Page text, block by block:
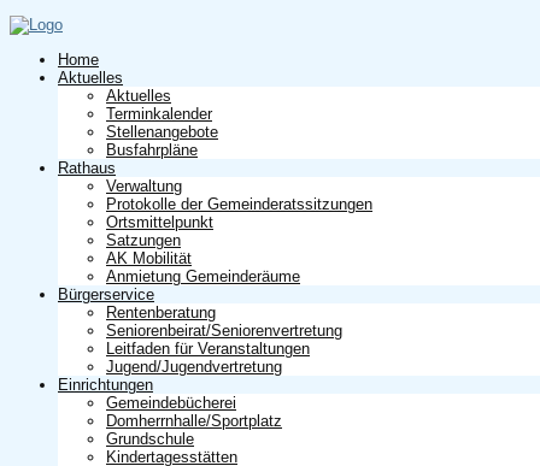
Home
Aktuelles
Aktuelles
Terminkalender
Stellenangebote
Busfahrpläne
Rathaus
Verwaltung
Protokolle der Gemeinderatssitzungen
Ortsmittelpunkt
Satzungen
AK Mobilität
Anmietung Gemeinderäume
Bürgerservice
Rentenberatung
Seniorenbeirat/Seniorenvertretung
Leitfaden für Veranstaltungen
Jugend/Jugendvertretung
Einrichtungen
Gemeindebücherei
Domherrnhalle/Sportplatz
Grundschule
Kindertagesstätten